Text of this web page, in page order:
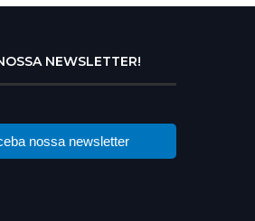
NEWSLETTER!
nossa newsletter